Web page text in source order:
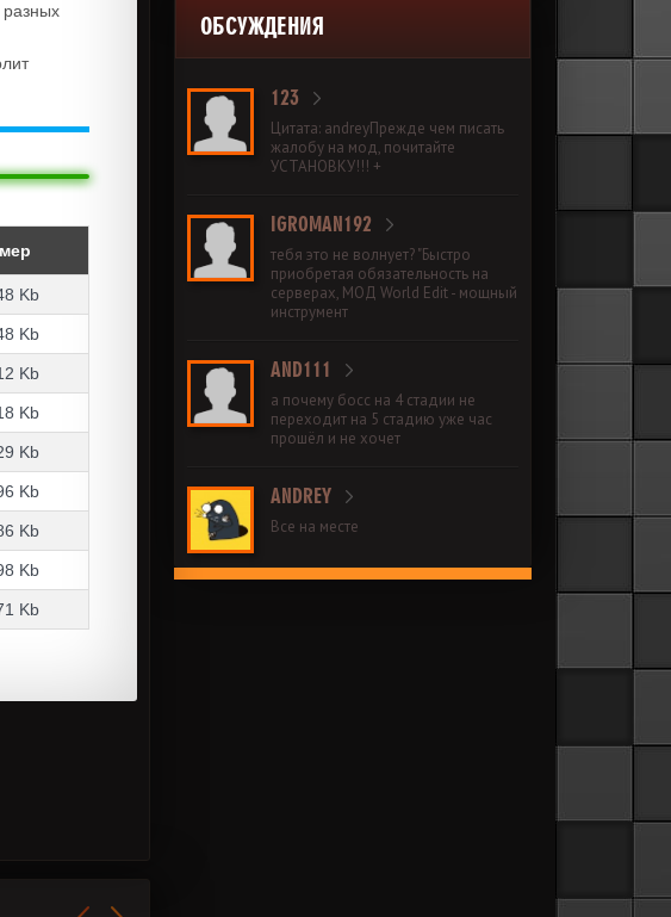
Kb
Kb
Kb
Kb
Kb
Kb
Kb
Kb
Kb
ОБСУЖДЕНИЯ
123
Цитата: andreyПрежде чем писать
жалобу на мод, почитайте
УСТАНОВКУ!!! +
IGROMAN192
тебя это не волнует? "Быстро
приобретая обязательность на
серверах, МОД World Edit - мощный
инструмент
AND111
а почему босс на 4 стадии не
переходит на 5 стадию уже час
прошёл и не хочет
ANDREY
Все на месте